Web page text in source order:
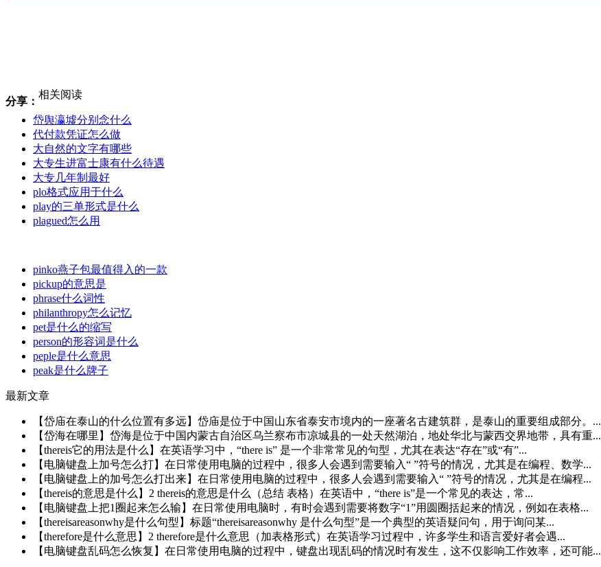
分享：
相关阅读
岱舆瀛墟分别念什么
代付款凭证怎么做
大自然的文字有哪些
大专生进富士康有什么待遇
大专几年制最好
plo格式应用于什么
play的三单形式是什么
plagued怎么用
pinko燕子包最值得入的一款
pickup的意思是
phrase什么词性
philanthropy怎么记忆
pet是什么的缩写
person的形容词是什么
peple是什么意思
peak是什么牌子
最新文章
【岱庙在泰山的什么位置有多远】岱庙是位于中国山东省泰安市境内的一座著名古建筑群，是泰山的重要组成部分。...
【岱海在哪里】岱海是位于中国内蒙古自治区乌兰察布市凉城县的一处天然湖泊，地处华北与蒙西交界地带，具有重...
【thereis它的用法是什么】在英语学习中，“there is” 是一个非常常见的句型，尤其在表达“存在”或“有”...
【电脑键盘上加号怎么打】在日常使用电脑的过程中，很多人会遇到需要输入“ ”符号的情况，尤其是在编程、数学...
【电脑键盘上的加号怎么打出来】在日常使用电脑的过程中，很多人会遇到需要输入“ ”符号的情况，尤其是在编程...
【thereis的意思是什么】2 thereis的意思是什么（总结 表格）在英语中，“there is”是一个常见的表达，常...
【电脑键盘上把1圈起来怎么输】在日常使用电脑时，有时会遇到需要将数字“1”用圆圈括起来的情况，例如在表格...
【thereisareasonwhy是什么句型】标题“thereisareasonwhy 是什么句型”是一个典型的英语疑问句，用于询问某...
【therefore是什么意思】2 therefore是什么意思（加表格形式）在英语学习过程中，许多学生和语言爱好者会遇...
【电脑键盘乱码怎么恢复】在日常使用电脑的过程中，键盘出现乱码的情况时有发生，这不仅影响工作效率，还可能...